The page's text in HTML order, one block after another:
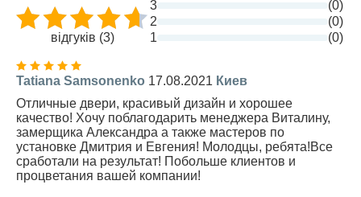
відгуків (3)
3
(0)
2
(0)
1
(0)
Tatiana Samsonenko 17.08.2021 Киев
Отличные двери, красивый дизайн и хорошее
качество! Хочу поблагодарить менеджера Виталину,
замерщика Александра а также мастеров по
установке Дмитрия и Евгения! Молодцы, ребята!Все
сработали на результат! Побольше клиентов и
процветания вашей компании!